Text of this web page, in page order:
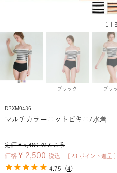
1 |
ブラック ブラ
DBXM0436
マルチカラーニットビキニ/水着
定価 ¥ 5,489 のところ
価格 ¥ 2,500 税込 23 ポイント進呈 ]
4.75 (4)